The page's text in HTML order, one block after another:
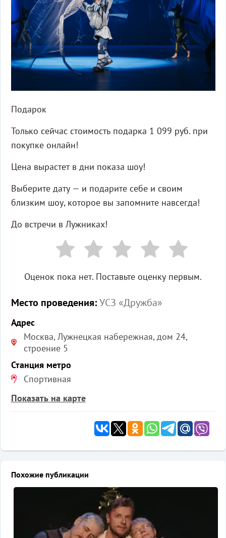
Подарок
Только сейчас стоимость подарка 1 099 руб. при
покупке онлайн!
Цена вырастет в дни показа шоу!
Выберите дату — и подарите себе и своим
близким шоу, которое вы запомните навсегда!
До встречи в Лужниках!
Оценок пока нет. Поставьте оценку первым.
Место проведения:УСЗ «Дружба»
Адрес
Москва, Лужнецкая набережная, дом 24,
строение 5
Станция метро
Спортивная
Показать на карте
Похожие публикации